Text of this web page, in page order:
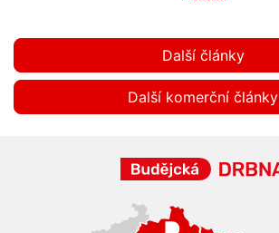
Další články
Další komerční články